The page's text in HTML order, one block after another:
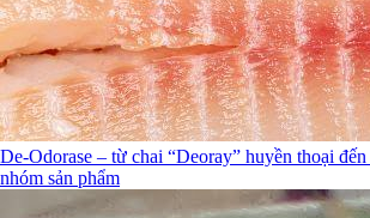
De-Odorase – từ chai “Deoray” huyền thoại
nhóm sản phẩm